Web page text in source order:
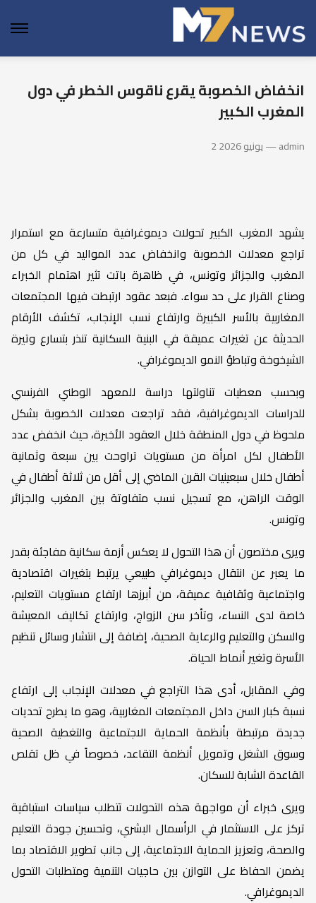
انخفاض الخصوبة يقرع ناقوس الخطر في دول
المغرب الكبير
2 يونيو 2026 — admin
يشهد المغرب الكبير تحولات ديموغرافية متسارعة مع استمرار
تراجع معدلات الخصوبة وانخفاض عدد المواليد في كل من
المغرب والجزائر وتونس، في ظاهرة باتت تثير اهتمام الخبراء
وصناع القرار على حد سواء. فبعد عقود ارتبطت فيها المجتمعات
المغاربية بالأسر الكبيرة وارتفاع نسب الإنجاب، تكشف الأرقام
الحديثة عن تغيرات عميقة في البنية السكانية تنذر بتسارع وتيرة
الشيخوخة وتباطؤ النمو الديموغرافي.
وبحسب معطيات تناولتها دراسة للمعهد الوطني الفرنسي
للدراسات الديموغرافية، فقد تراجعت معدلات الخصوبة بشكل
ملحوظ في دول المنطقة خلال العقود الأخيرة، حيث انخفض عدد
الأطفال لكل امرأة من مستويات تراوحت بين سبعة وثمانية
أطفال خلال سبعينيات القرن الماضي إلى أقل من ثلاثة أطفال في
الوقت الراهن، مع تسجيل نسب متفاوتة بين المغرب والجزائر
وتونس.
ويرى مختصون أن هذا التحول لا يعكس أزمة سكانية مفاجئة بقدر
ما يعبر عن انتقال ديموغرافي طبيعي يرتبط بتغيرات اقتصادية
واجتماعية وثقافية عميقة، من أبرزها ارتفاع مستويات التعليم،
خاصة لدى النساء، وتأخر سن الزواج، وارتفاع تكاليف المعيشة
والسكن والتعليم والرعاية الصحية، إضافة إلى انتشار وسائل تنظيم
الأسرة وتغير أنماط الحياة.
وفي المقابل، أدى هذا التراجع في معدلات الإنجاب إلى ارتفاع
نسبة كبار السن داخل المجتمعات المغاربية، وهو ما يطرح تحديات
جديدة مرتبطة بأنظمة الحماية الاجتماعية والتغطية الصحية
وسوق الشغل وتمويل أنظمة التقاعد، خصوصاً في ظل تقلص
القاعدة الشابة للسكان.
ويرى خبراء أن مواجهة هذه التحولات تتطلب سياسات استباقية
تركز على الاستثمار في الرأسمال البشري، وتحسين جودة التعليم
والصحة، وتعزيز الحماية الاجتماعية، إلى جانب تطوير الاقتصاد بما
يضمن الحفاظ على التوازن بين حاجيات التنمية ومتطلبات التحول
الديموغرافي.